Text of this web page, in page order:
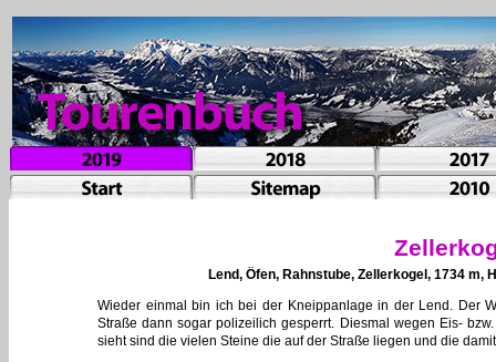
Lend, Öfen, Rahnstube, Zellerkogel, 1734
Wieder einmal bin ich bei der Kneippanlage in der Lend. Der
Straße dann sogar polizeilich gesperrt. Diesmal wegen Eis-
sieht sind die vielen Steine die auf der Straße liegen und die